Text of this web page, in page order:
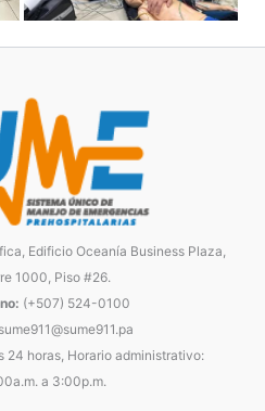
Edificio Oceanía Business Plaza,
1000, Piso #26.
(+507) 524-0100
sume911@sume911.pa
24 horas, Horario administrativo:
a 3:00p.m.